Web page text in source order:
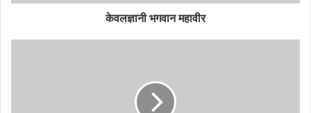
केवलज्ञानी भगवान महावीर